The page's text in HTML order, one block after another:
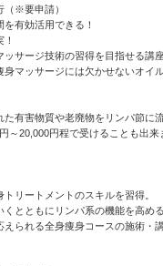
（※要申請）
有効活用できる！
サージ技術の習得を目指せる講座
マッサージには欠かせないオイル
有害物質や老廃物をリンパ節に
～20,000円程で受けることも出
リートメントのスキルを習得。
とともにリンパ系の機能を高め
られる全身痩身コースの施術・講